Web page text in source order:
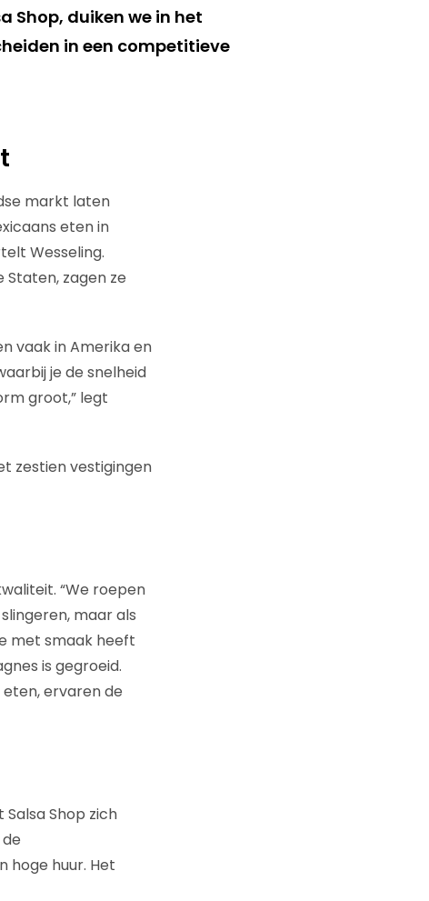
Shop, duiken we in het
in een competitieve
markt laten
eten in
Wesseling.
zagen ze
vaak in Amerika en
je de snelheid
groot,” legt
zestien vestigingen
“We roepen
maar als
met smaak heeft
is gegroeid.
ervaren de
Shop zich
hoge huur. Het